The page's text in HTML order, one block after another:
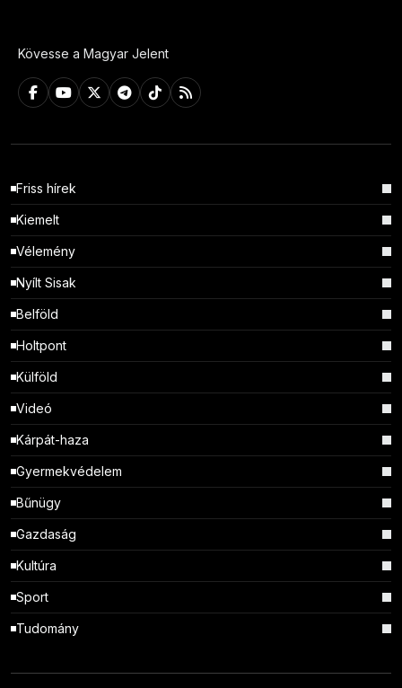
Kövesse a Magyar Jelent
Friss hírek
Kiemelt
Vélemény
Nyílt Sisak
Belföld
Holtpont
Külföld
Videó
Kárpát-haza
Gyermekvédelem
Bűnügy
Gazdaság
Kultúra
Sport
Tudomány